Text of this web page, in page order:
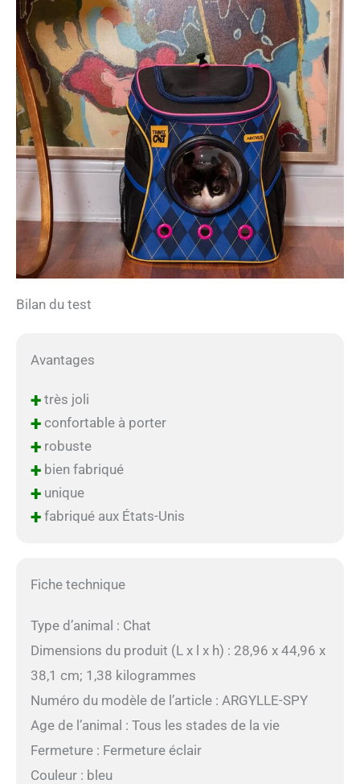
Bilan du test
Avantages
+très joli
+confortable à porter
+robuste
+bien fabriqué
+unique
+fabriqué aux États-Unis
Fiche technique
Type d’animal : Chat
Dimensions du produit (L x l x h) : 28,96 x 44,96 x
38,1 cm; 1,38 kilogrammes
Numéro du modèle de l’article : ARGYLLE-SPY
Age de l’animal : Tous les stades de la vie
Fermeture : Fermeture éclair
Couleur : bleu